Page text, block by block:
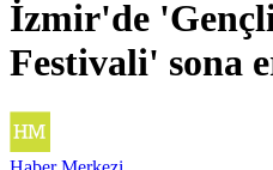
İzmir'de
Festivali' sona